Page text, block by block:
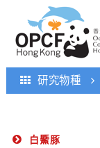
研究物種
白鱀豚